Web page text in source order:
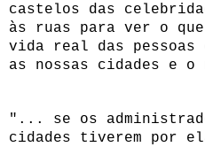
castelos das
às ruas para ver o
vida real das pessoas
as nossas cidades e
"... se os
cidades tiverem por